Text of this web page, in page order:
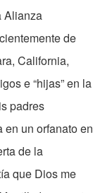
Alianza
de
California,
e “hijas” en la
padres
un orfanato en
de la
que Dios me